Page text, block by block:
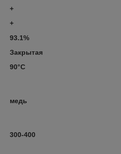
+
+
93.1%
Закрытая
90°C
медь
300-400